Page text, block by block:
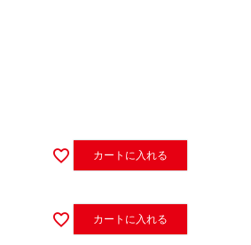
カートに入れる
カートに入れる